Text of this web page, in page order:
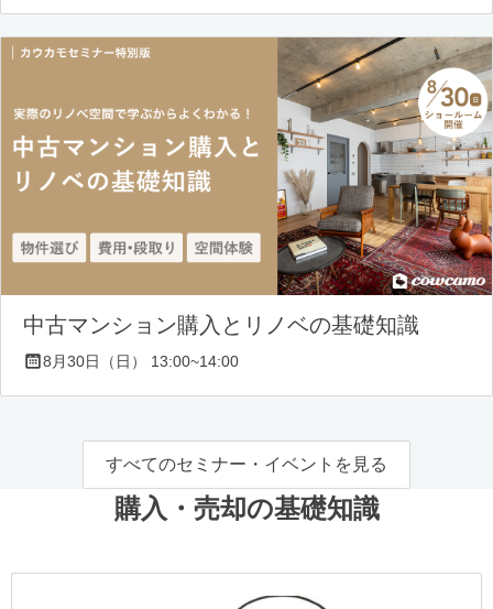
中古マンション購入とリノベの基礎知識
8月30日（日） 13:00~14:00
すべてのセミナー・イベントを見る
購入・売却の基礎知識